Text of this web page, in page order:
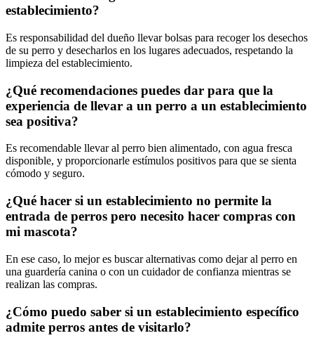
establecimiento?
Es responsabilidad del dueño llevar bolsas para recoger los desechos
de su perro y desecharlos en los lugares adecuados, respetando la
limpieza del establecimiento.
¿Qué recomendaciones puedes dar para que la
experiencia de llevar a un perro a un establecimiento
sea positiva?
Es recomendable llevar al perro bien alimentado, con agua fresca
disponible, y proporcionarle estímulos positivos para que se sienta
cómodo y seguro.
¿Qué hacer si un establecimiento no permite la
entrada de perros pero necesito hacer compras con
mi mascota?
En ese caso, lo mejor es buscar alternativas como dejar al perro en
una guardería canina o con un cuidador de confianza mientras se
realizan las compras.
¿Cómo puedo saber si un establecimiento específico
admite perros antes de visitarlo?